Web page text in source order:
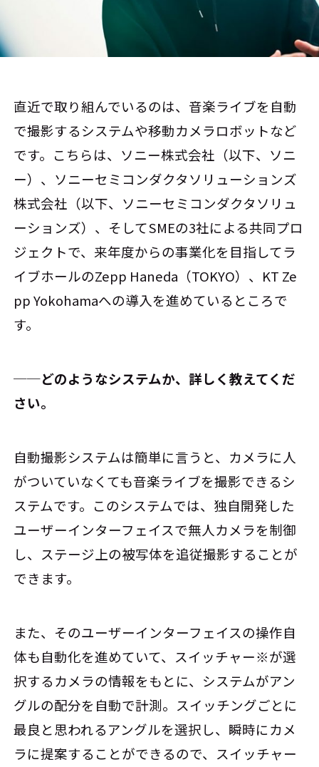
直近で取り組んでいるのは、音楽ライブを自動
で撮影するシステムや移動カメラロボットなど
です。こちらは、ソニー株式会社（以下、ソニ
ー）、ソニーセミコンダクタソリューションズ
株式会社（以下、ソニーセミコンダクタソリュ
ーションズ）、そしてSMEの3社による共同プロ
ジェクトで、来年度からの事業化を目指してラ
イブホールのZepp Haneda（TOKYO）、KT Ze
pp Yokohamaへの導入を進めているところで
す。
──どのようなシステムか、詳しく教えてくだ
さい。
自動撮影システムは簡単に言うと、カメラに人
がついていなくても音楽ライブを撮影できるシ
ステムです。このシステムでは、独自開発した
ユーザーインターフェイスで無人カメラを制御
し、ステージ上の被写体を追従撮影することが
できます。
また、そのユーザーインターフェイスの操作自
体も自動化を進めていて、スイッチャー※が選
択するカメラの情報をもとに、システムがアン
グルの配分を自動で計測。スイッチングごとに
最良と思われるアングルを選択し、瞬時にカメ
ラに提案することができるので、スイッチャー